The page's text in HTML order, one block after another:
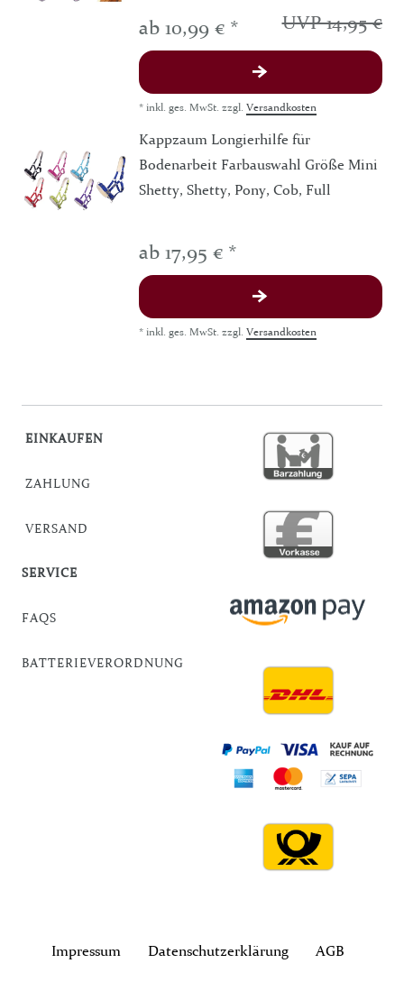
UVP 14,95 €
ab 10,99 € *
* inkl. ges. MwSt. zzgl. Versandkosten
Kappzaum Longierhilfe für
Bodenarbeit Farbauswahl Größe Mini
Shetty, Shetty, Pony, Cob, Full
ab 17,95 € *
* inkl. ges. MwSt. zzgl. Versandkosten
EINKAUFEN
ZAHLUNG
VERSAND
SERVICE
FAQS
BATTERIEVERORDNUNG
Impressum Daten­schutz­erklärung AGB